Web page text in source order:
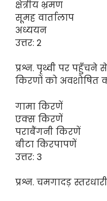
क्षेत्रीय भ्रमण
सूमह वार्तालाप
अध्ययन
उत्तर: 2
प्रश्न. पृथ्वी पर
किरणों को अवशोषित
गामा किरणें
एक्स किरणें
पराबैंगनी किरणें
बीटा किरपापणें
उत्तर: 3
प्रश्न. चमगादड़